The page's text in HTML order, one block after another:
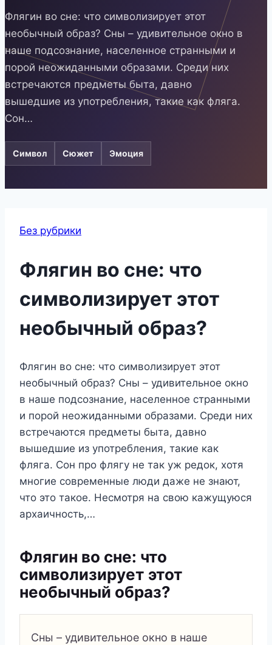
Флягин во сне: что символизирует этот
необычный образ? Сны – удивительное окно в
наше подсознание, населенное странными и
порой неожиданными образами. Среди них
встречаются предметы быта, давно
вышедшие из употребления, такие как фляга.
Сон…
Символ Сюжет Эмоция
Без рубрики
Флягин во сне: что
символизирует этот
необычный образ?
Флягин во сне: что символизирует этот
необычный образ? Сны – удивительное окно
в наше подсознание, населенное странными
и порой неожиданными образами. Среди них
встречаются предметы быта, давно
вышедшие из употребления, такие как
фляга. Сон про флягу не так уж редок, хотя
многие современные люди даже не знают,
что это такое. Несмотря на свою кажущуюся
архаичность,…
Флягин во сне: что
символизирует этот
необычный образ?
Сны – удивительное окно в наше